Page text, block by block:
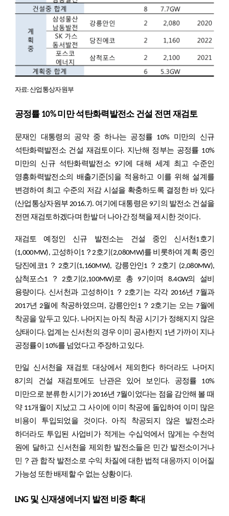
자료: 산업통상자원부
공정률 10% 미만 석탄화력발전소 건설 전면 재검토
문재인 대통령의 공약 중 하나는 공정률 10% 미만의 신규
석탄화력발전소 건설 재검토이다. 지난해 정부는 공정률 10%
미만의 신규 석탄화력발전소 9기에 대해 세계 최고 수준인
영흥화력발전소의 배출기준 [5] 을 적용하고 이를 위해 설계를
변경하여 최고 수준의 저감 시설을 확충하도록 결정한 바 있다
(산업통상자원부 2016.7). 여기에 대통령은 9기의 발전소 건설을
전면 재검토하겠다며 한발 더 나아간 정책을 제시한 것이다.
재검토 예정인 신규 발전소는 건설 중인 신서천1호기
(1,000MW), 고성하이1？2호기(2,080MW)를 비롯하여 계획 중인
당진에코1？2호기(1,160MW), 강릉안인1？2호기 (2,080MW),
삼척포스1？2호기(2,100MW)로 총 9기이며 8.4GW의 설비
용량이다. 신서천과 고성하이1？2호기는 각각 2016년 7월과
2017년 2월에 착공하였으며, 강릉안인1？2호기는 오는 7월에
착공을 앞두고 있다. 나머지는 아직 착공 시기가 정해지지 않은
상태이다. 업계는 신서천의 경우 이미 공사한지 1년 가까이 지나
공정률이 10%를 넘었다고 주장하고 있다.
만일 신서천을 재검토 대상에서 제외한다 하더라도 나머지
8기의 건설 재검토에도 난관은 있어 보인다. 공정률 10%
미만으로 분류한 시기가 2016년 7월이었다는 점을 감안해 볼 때
약 11개월이 지났고 그 사이에 이미 착공에 돌입하여 이미 많은
비용이 투입되었을 것이다. 아직 착공되지 않은 발전소라
하더라도 투입된 사업비가 적게는 수십억에서 많게는 수천억
원에 달하고 신서천을 제외한 발전소들은 민간 발전소이거나
민？관 합작 발전소로 수익 차질에 대한 법적 대응까지 이어질
가능성 또한 배제할 수 없는 상황이다.
LNG 및 신재생에너지 발전 비중 확대